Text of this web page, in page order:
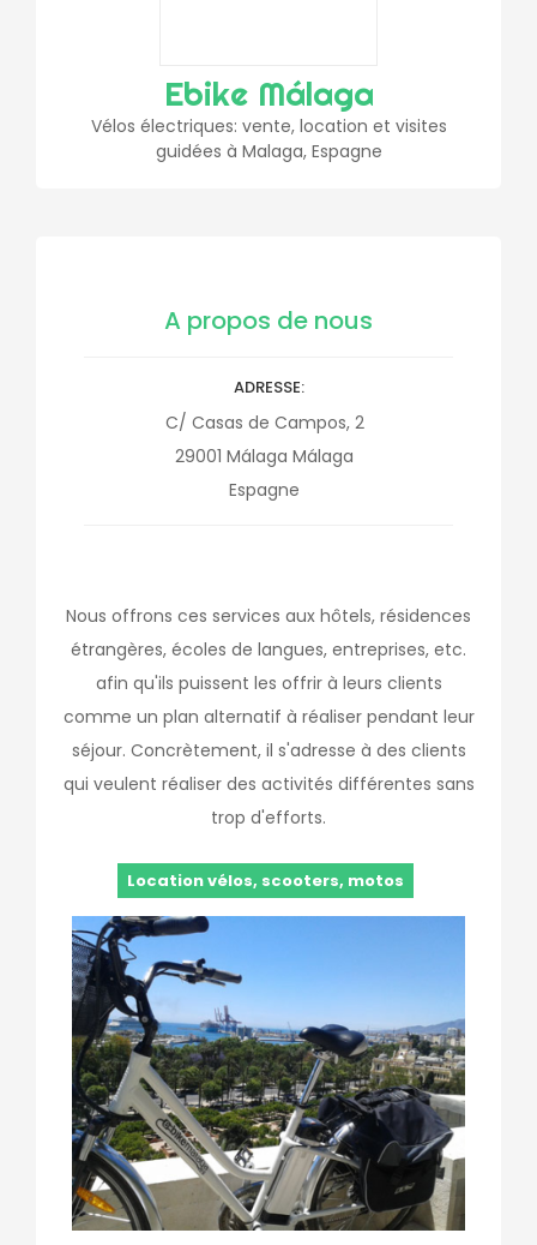
Ebike Málaga
Vélos électriques: vente, location et visites
guidées à Malaga, Espagne
A propos de nous
ADRESSE
C/ Casas de Campos, 2
29001 Málaga Málaga
Espagne
Nous offrons ces services aux hôtels, résidences
étrangères, écoles de langues, entreprises, etc.
afin qu'ils puissent les offrir à leurs clients
comme un plan alternatif à réaliser pendant leur
séjour. Concrètement, il s'adresse à des clients
qui veulent réaliser des activités différentes sans
trop d'efforts.
Location vélos, scooters, motos